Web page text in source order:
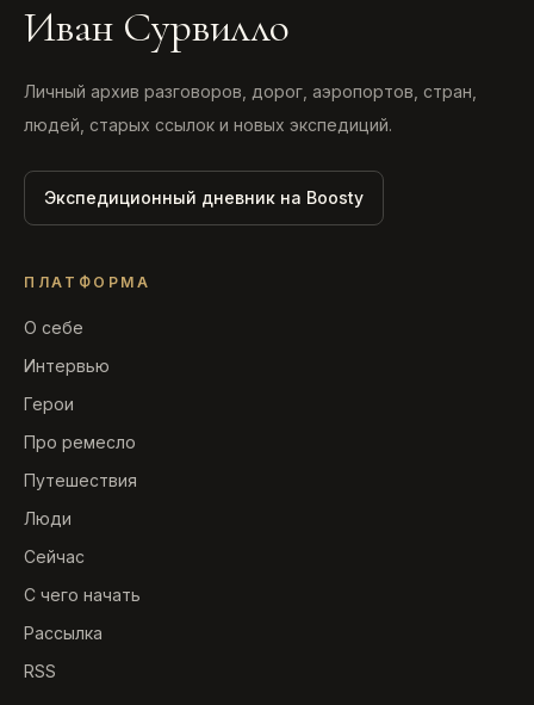
Иван Сурвилло
Личный архив разговоров, дорог, аэропортов, стран,
людей, старых ссылок и новых экспедиций.
Экспедиционный дневник на Boosty
ПЛАТФОРМА
О себе
Интервью
Герои
Про ремесло
Путешествия
Люди
Сейчас
С чего начать
Рассылка
RSS